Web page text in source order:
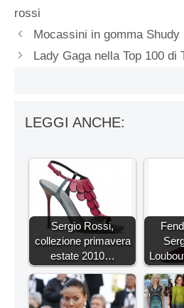
rossi
Mocassini in gomma Shudy
Lady Gaga nella Top 100 di
LEGGI ANCHE:
Sergio Rossi,
collezione primavera
estate 2010…